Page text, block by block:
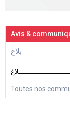
Avis &
بلاغ
Toutes nos